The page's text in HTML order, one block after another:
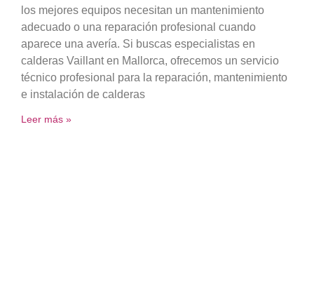
los mejores equipos necesitan un mantenimiento
adecuado o una reparación profesional cuando
aparece una avería. Si buscas especialistas en
calderas Vaillant en Mallorca, ofrecemos un servicio
técnico profesional para la reparación, mantenimiento
e instalación de calderas
Leer más »